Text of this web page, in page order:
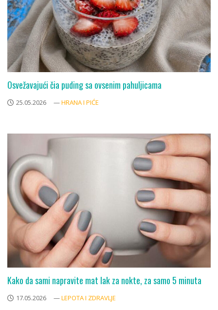
Osvežavajući čia puding sa ovsenim pahuljicama
25.05.2026 —HRANA I PIĆE
Kako da sami napravite mat lak za nokte, za samo 5 minuta
17.05.2026 —LEPOTA I ZDRAVLJE